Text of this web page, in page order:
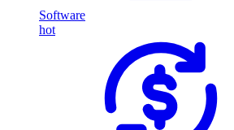
Software
hot